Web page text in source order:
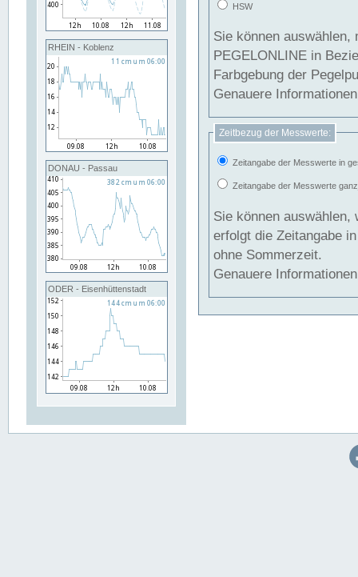
RHEIN - Koblenz
DONAU - Passau
ODER - Eisenhüttenstadt
HSW
Sie können
PEGELONLINE in Beziehung
Farbgebung der
Genauere
Zeitbezug der Messwerte:
Zeitangabe der Messwerte in
Zeitangabe der Messwerte
Sie können auswählen,
erfolgt die Zeitangabe
ohne Sommerzeit.
Genauere